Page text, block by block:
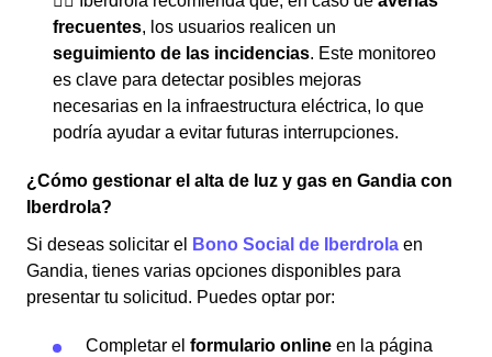
frecuentes, los usuarios realicen un
seguimiento de las incidencias. Este monitoreo
es clave para detectar posibles mejoras
necesarias en la infraestructura eléctrica, lo que
podría ayudar a evitar futuras interrupciones.
¿Cómo gestionar el alta de luz y gas en Gandia con
Iberdrola?
Si deseas solicitar el
Bono Social de Iberdrola en
Gandia, tienes varias opciones disponibles para
presentar tu solicitud. Puedes optar por:
Completar el formulario online en la página